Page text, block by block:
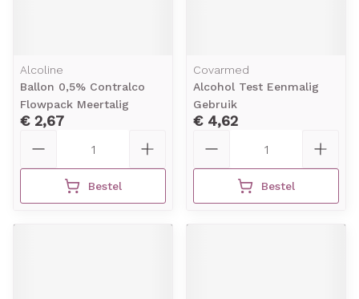
Alcoline
Ballon 0,5% Contralco
Flowpack Meertalig
€ 2,67
Bestel
Covarmed
Alcohol Test Eenmalig
Gebruik
€ 4,62
Bestel